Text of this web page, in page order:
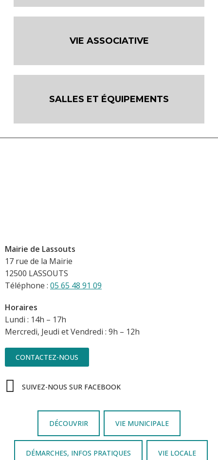
VIE ASSOCIATIVE
SALLES ET ÉQUIPEMENTS
Mairie de Lassouts
17 rue de la Mairie
12500 LASSOUTS
Téléphone : 05 65 48 91 09
Horaires
Lundi : 14h – 17h
Mercredi, Jeudi et Vendredi : 9h – 12h
CONTACTEZ-NOUS
SUIVEZ-NOUS SUR FACEBOOK
DÉCOUVRIR VIE MUNICIPALE
DÉMARCHES, INFOS PRATIQUES VIE LOCALE